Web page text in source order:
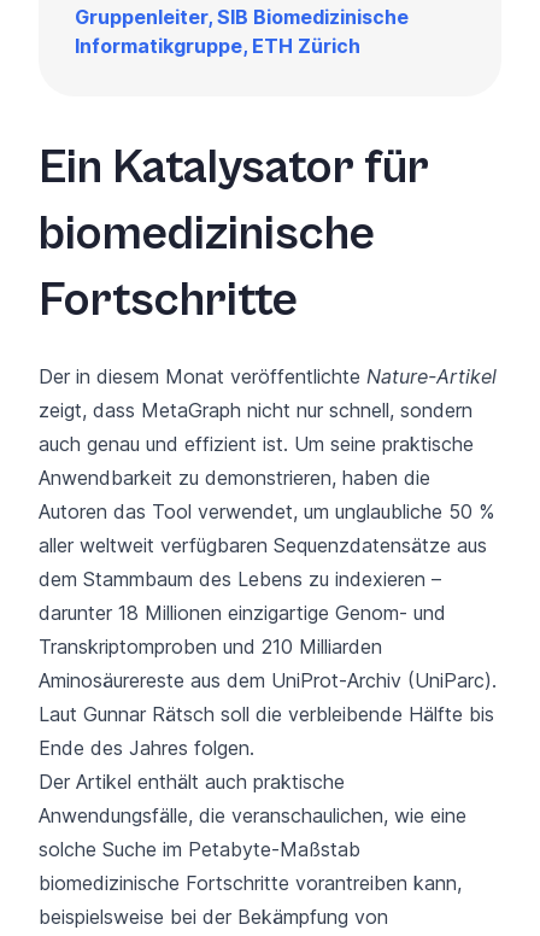
Gruppenleiter, SIB Biomedizinische
Informatikgruppe, ETH Zürich
Ein Katalysator für
biomedizinische
Fortschritte
Der in diesem Monat veröffentlichte Nature-Artikel
zeigt, dass MetaGraph nicht nur schnell, sondern
auch genau und effizient ist. Um seine praktische
Anwendbarkeit zu demonstrieren, haben die
Autoren das Tool verwendet, um unglaubliche 50 %
aller weltweit verfügbaren Sequenzdatensätze aus
dem Stammbaum des Lebens zu indexieren –
darunter 18 Millionen einzigartige Genom- und
Transkriptomproben und 210 Milliarden
Aminosäurereste aus dem UniProt-Archiv (UniParc).
Laut Gunnar Rätsch soll die verbleibende Hälfte bis
Ende des Jahres folgen.
Der Artikel enthält auch praktische
Anwendungsfälle, die veranschaulichen, wie eine
solche Suche im Petabyte-Maßstab
biomedizinische Fortschritte vorantreiben kann,
beispielsweise bei der Bekämpfung von